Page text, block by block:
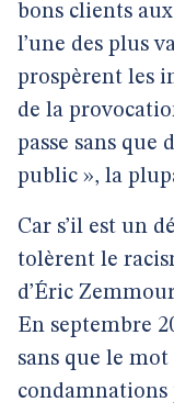
bons clients
l’une des plus
prospèrent les
de la
passe sans que
public », la
Car s’il est un
tolèrent le
d’Éric
En septembre
sans que le